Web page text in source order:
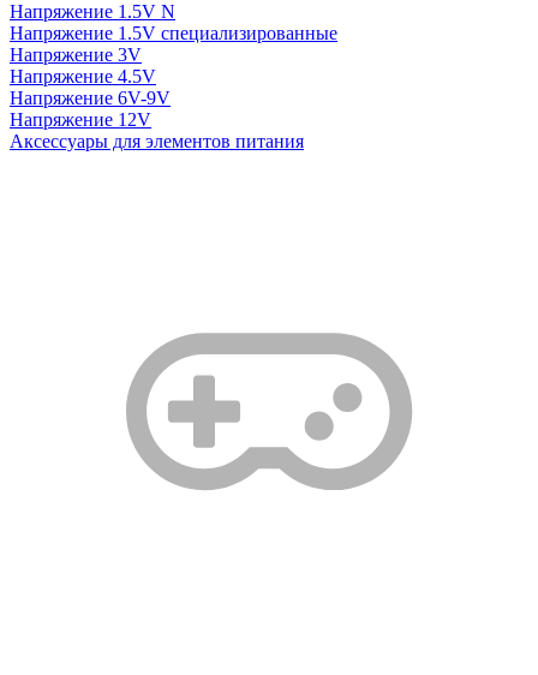
Напряжение 1.5V N
Напряжение 1.5V специализированные
Напряжение 3V
Напряжение 4.5V
Напряжение 6V-9V
Напряжение 12V
Аксессуары для элементов питания